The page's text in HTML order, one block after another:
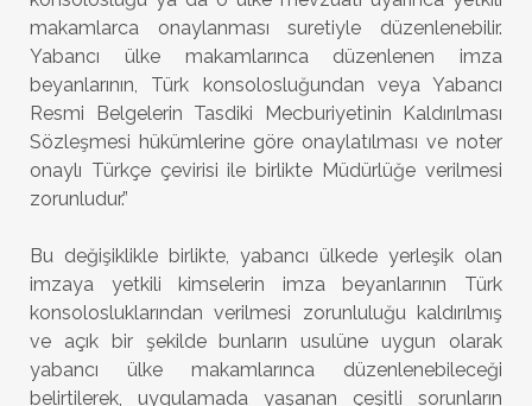
makamlarca onaylanması suretiyle düzenlenebilir.
Yabancı ülke makamlarınca düzenlenen imza
beyanlarının, Türk konsolosluğundan veya Yabancı
Resmi Belgelerin Tasdiki Mecburiyetinin Kaldırılması
Sözleşmesi hükümlerine göre onaylatılması ve noter
onaylı Türkçe çevirisi ile birlikte Müdürlüğe verilmesi
zorunludur.”
Bu değişiklikle birlikte, yabancı ülkede yerleşik olan
imzaya yetkili kimselerin imza beyanlarının Türk
konsolosluklarından verilmesi zorunluluğu kaldırılmış
ve açık bir şekilde bunların usulüne uygun olarak
yabancı ülke makamlarınca düzenlenebileceği
belirtilerek, uygulamada yaşanan çeşitli sorunların